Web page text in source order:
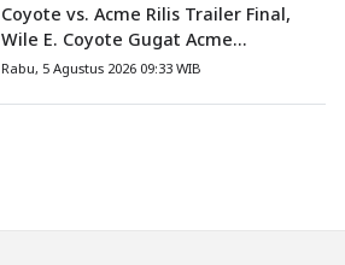
Coyote vs. Acme Rilis Trailer Final,
Wile E. Coyote Gugat Acme
Corporation ke Pengadilan
Rabu, 5 Agustus 2026 09:33 WIB